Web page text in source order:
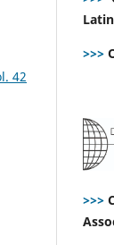
42
>>>
>>>